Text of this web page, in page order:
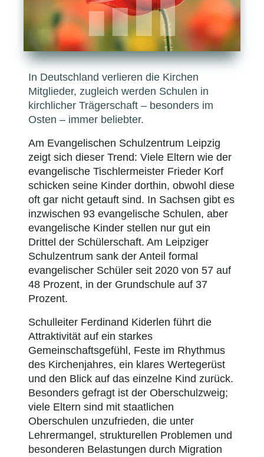
In Deutschland verlieren die Kirchen
Mitglieder, zugleich werden Schulen in
kirchlicher Trägerschaft – besonders im
Osten – immer beliebter.
Am Evangelischen Schulzentrum Leipzig
zeigt sich dieser Trend: Viele Eltern wie der
evangelische Tischlermeister Frieder Korf
schicken seine Kinder dorthin, obwohl diese
oft gar nicht getauft sind. In Sachsen gibt es
inzwischen 93 evangelische Schulen, aber
evangelische Kinder stellen nur gut ein
Drittel der Schülerschaft. Am Leipziger
Schulzentrum sank der Anteil formal
evangelischer Schüler seit 2020 von 57 auf
48 Prozent, in der Grundschule auf 37
Prozent.
Schulleiter Ferdinand Kiderlen führt die
Attraktivität auf ein starkes
Gemeinschaftsgefühl, Feste im Rhythmus
des Kirchenjahres, ein klares Wertegerüst
und den Blick auf das einzelne Kind zurück.
Besonders gefragt ist der Oberschulzweig;
viele Eltern sind mit staatlichen
Oberschulen unzufrieden, die unter
Lehrermangel, strukturellen Problemen und
besonderen Belastungen durch Migration